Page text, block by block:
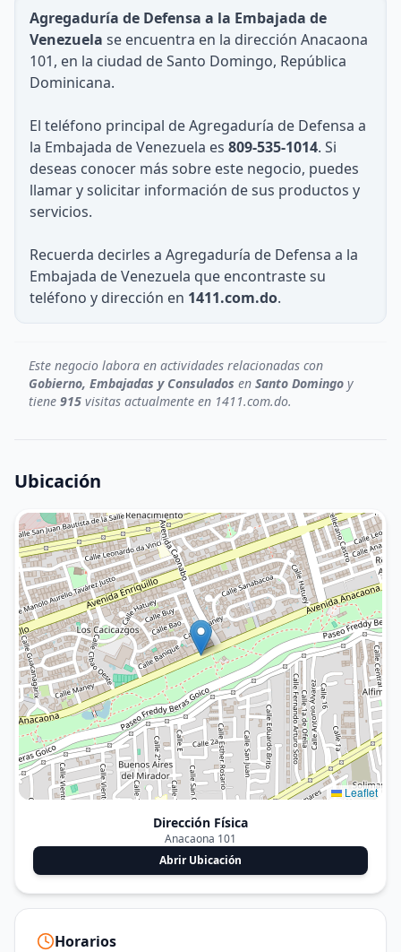
Agregaduría de Defensa a la Embajada de
Venezuela se encuentra en la dirección Anacaona
101, en la ciudad de Santo Domingo, República
Dominicana.
El teléfono principal de Agregaduría de Defensa a
la Embajada de Venezuela es 809-535-1014. Si
deseas conocer más sobre este negocio, puedes
llamar y solicitar información de sus productos y
servicios.
Recuerda decirles a Agregaduría de Defensa a la
Embajada de Venezuela que encontraste su
teléfono y dirección en 1411.com.do.
Este negocio labora en actividades relacionadas con
Gobierno, Embajadas y Consulados en Santo Domingo y
tiene 915 visitas actualmente en 1411.com.do.
Ubicación
Leaflet
Dirección Física
Anacaona 101
Abrir Ubicación
Horarios